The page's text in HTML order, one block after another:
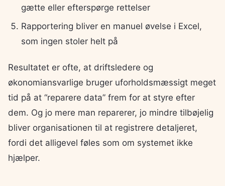
gætte eller efterspørge rettelser
Rapportering bliver en manuel øvelse i Excel,
som ingen stoler helt på
Resultatet er ofte, at driftsledere og
økonomiansvarlige bruger uforholdsmæssigt meget
tid på at “reparere data” frem for at styre efter
dem. Og jo mere man reparerer, jo mindre tilbøjelig
bliver organisationen til at registrere detaljeret,
fordi det alligevel føles som om systemet ikke
hjælper.